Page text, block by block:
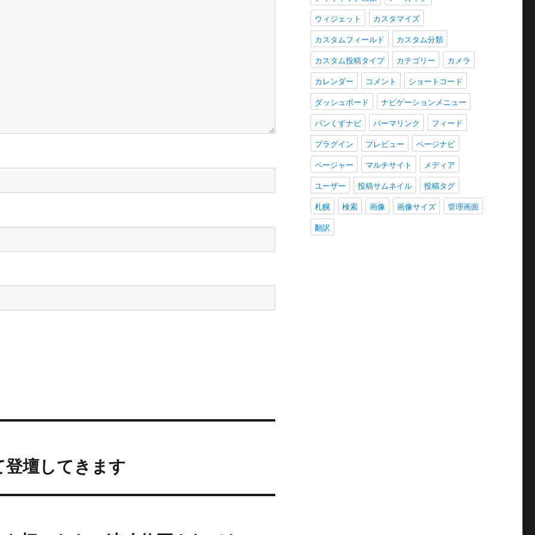
壇してきます
ウィジェット
カスタマイズ
カスタムフィールド
カスタム分類
カスタム投稿タイプ
カテゴリー
カメラ
カレンダー
コメント
ショートコード
ダッシュボード
ナビゲーションメニュー
パンくずナビ
パーマリンク
フィード
プラグイン
プレビュー
ページナビ
ページャー
マルチサイト
メディア
ユーザー
投稿サムネイル
投稿タグ
札幌
検索 画像 画像サイズ
管理画面
翻訳